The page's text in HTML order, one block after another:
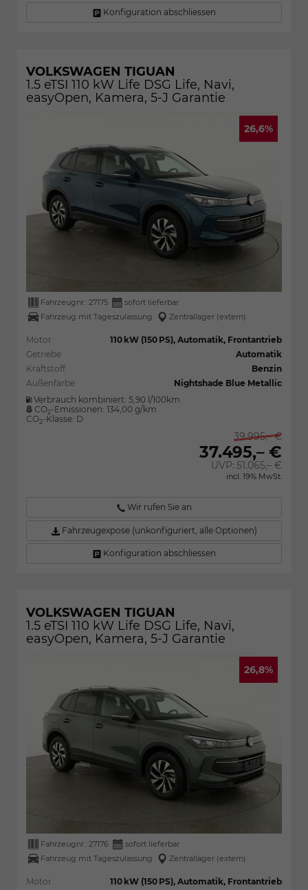
Konfiguration abschliessen
VOLKSWAGEN TIGUAN
1.5 eTSI 110 kW Life DSG Life, Navi,
easyOpen, Kamera, 5-J Garantie
26,6%
Fahrzeugnr.: 27175
sofort lieferbar
Fahrzeug mit Tageszulassung
Zentrallager (extern)
Motor
110 kW (150 PS), Automatik, Frontantrieb
Getriebe
Automatik
Kraftstoff
Benzin
Außenfarbe
Nightshade Blue Metallic
Verbrauch kombiniert: 5,90 l/100km
CO2-Emissionen: 134,00 g/km
CO2-Klasse: D
39.995,– €
37.495,– €
UVP:51.065,– €
incl. 19% MwSt.
Wir rufen Sie an
Fahrzeugexpose (unkonfiguriert, alle Optionen)
Konfiguration abschliessen
VOLKSWAGEN TIGUAN
1.5 eTSI 110 kW Life DSG Life, Navi,
easyOpen, Kamera, 5-J Garantie
26,8%
Fahrzeugnr.: 27176
sofort lieferbar
Fahrzeug mit Tageszulassung
Zentrallager (extern)
Motor
110 kW (150 PS), Automatik, Frontantrieb